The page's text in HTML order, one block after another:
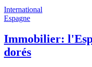
International
Espagne
Immobilier:
dorés